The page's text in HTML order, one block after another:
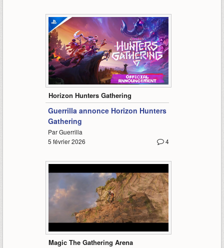
9:42
Horizon Hunters Gathering
Guerrilla annonce Horizon Hunters
Gathering
Par Guerrilla
4
5 février 2026
Magic The Gathering Arena